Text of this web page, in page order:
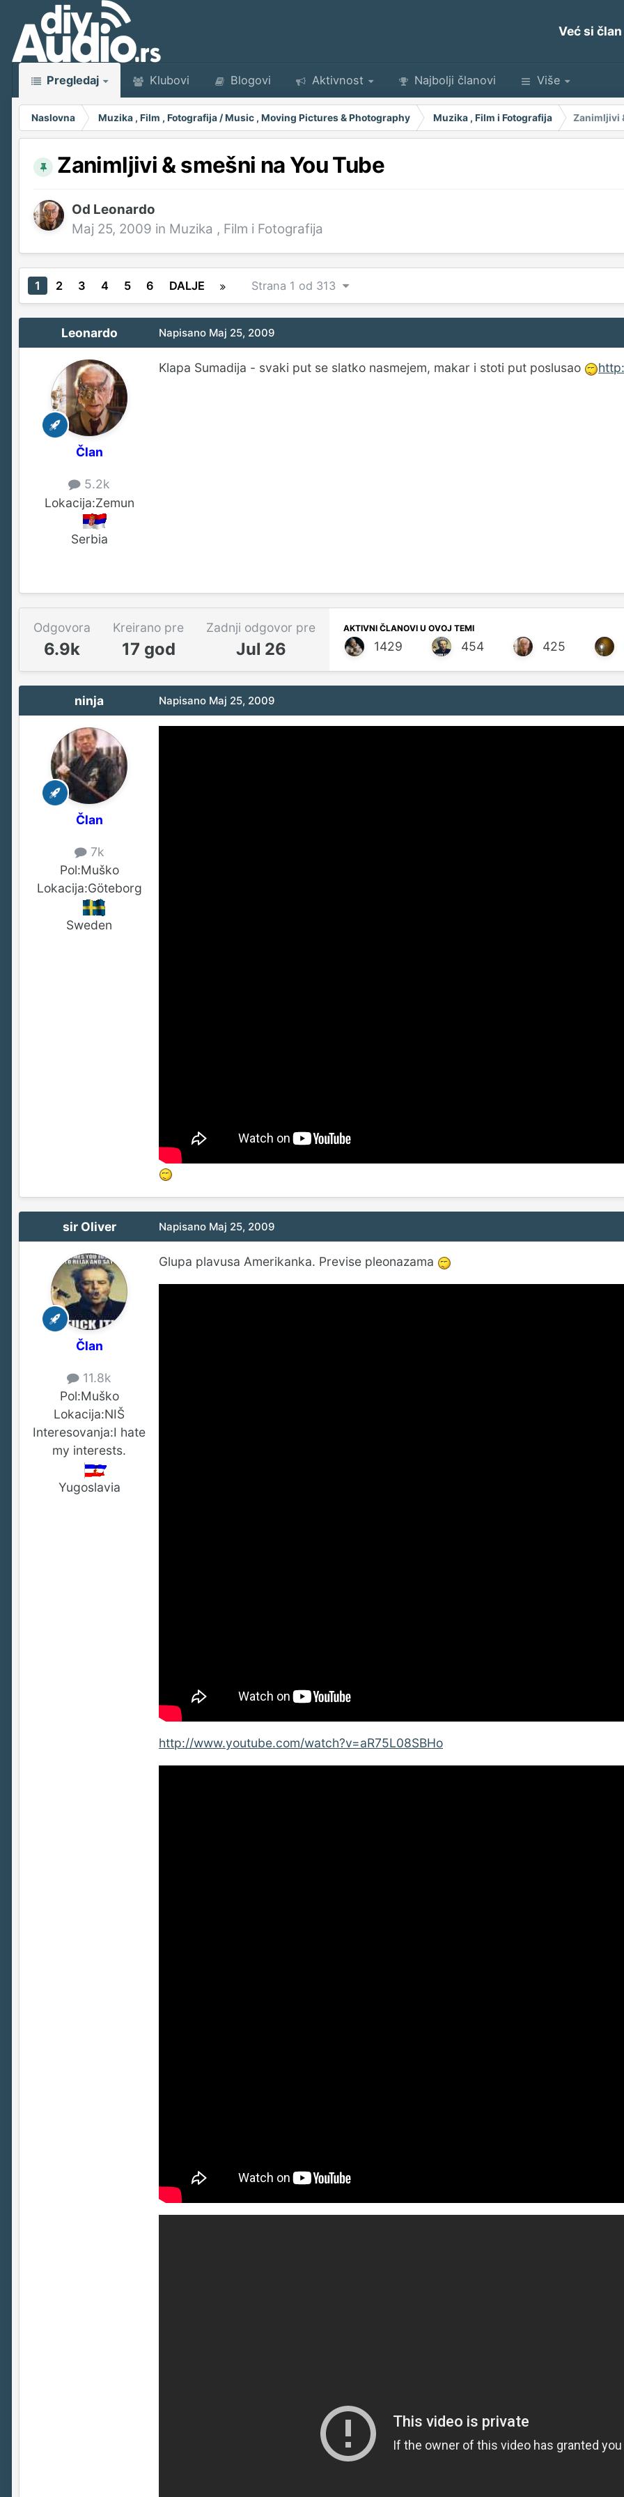
Već si
Pregledaj Klubovi Blogovi Aktivnost Najbolji članovi Više
Naslovna Muzika , Film , Fotografija / Music , Moving Pictures & Photography Muzika , Film i Fotografija Zanimljivi
Zanimljivi & smešni na You Tube
Od Leonardo
Maj 25, 2009 in Muzika , Film i Fotografija
1 2 3 4 5 6 DALJE Strana 1 od 313
Leonardo
Član
5.2k
Lokacija:Zemun
Serbia
Napisano Maj 25, 2009
Klapa Sumadija - svaki put se slatko nasmejem, makar i stoti put poslusao
Odgovora
6.9k
Kreirano pre
17 god
Zadnji odgovor pre
Jul 26
AKTIVNI ČLANOVI U OVOJ TEMI
1429 454 425
ninja
Član
7k
Pol:Muško
Lokacija:Göteborg
Sweden
Napisano Maj 25, 2009
sir Oliver
Član
11.8k
Pol:Muško
Lokacija:NIŠ
Interesovanja:I hate
my interests.
Yugoslavia
Napisano Maj 25, 2009
Glupa plavusa Amerikanka. Previse pleonazama
http://www.youtube.com/watch?v=aR75L08SBHo